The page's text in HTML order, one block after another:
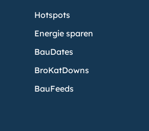
Hotspots
Energie sparen
BauDates
BroKatDowns
BauFeeds